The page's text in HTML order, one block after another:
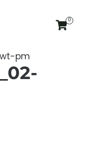
0
pm